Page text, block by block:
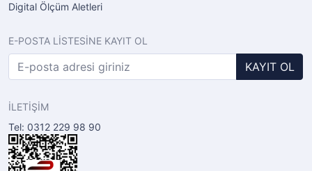
Digital Ölçüm Aletleri
E-POSTA LİSTESİNE KAYIT OL
KAYIT OL
İLETİŞİM
Tel: 0312 229 98 90